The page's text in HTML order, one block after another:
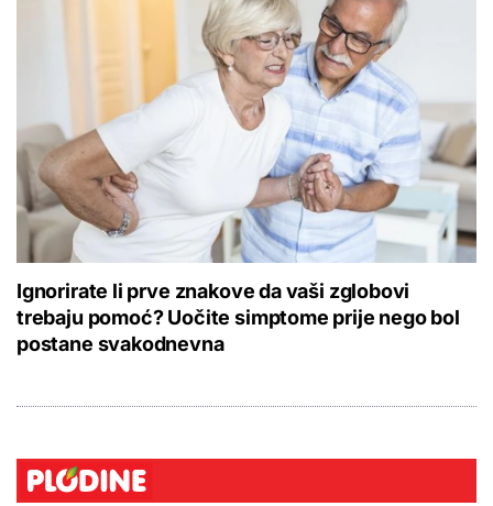
Ignorirate li prve znakove da vaši zglobovi
trebaju pomoć? Uočite simptome prije nego bol
postane svakodnevna